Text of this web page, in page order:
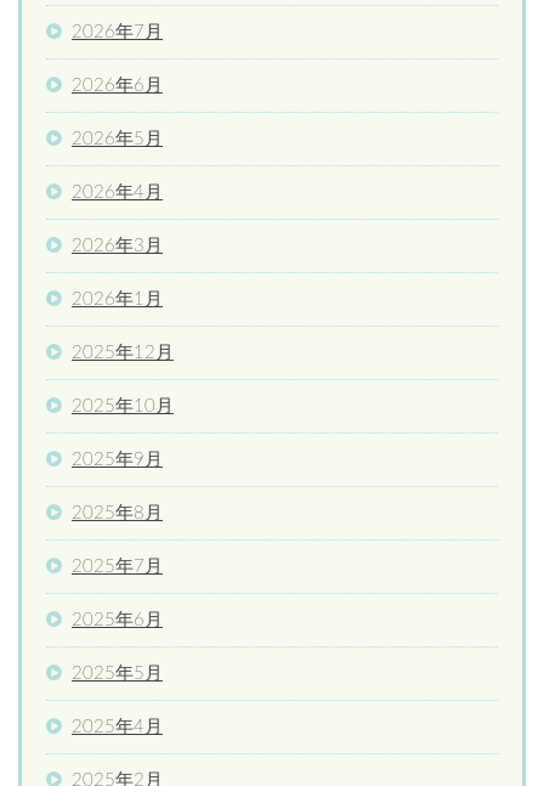
2026年7月
2026年6月
2026年5月
2026年4月
2026年3月
2026年1月
2025年12月
2025年10月
2025年9月
2025年8月
2025年7月
2025年6月
2025年5月
2025年4月
2025年2月